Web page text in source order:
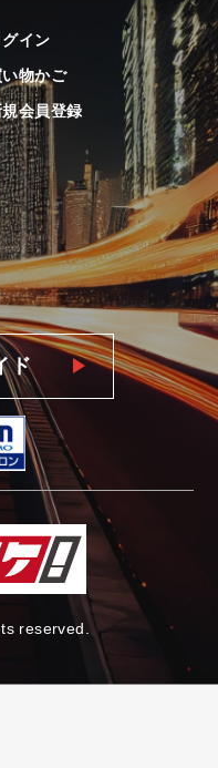
のうえ、中身をご
販売する商品に万
すが、
た場合は商品出荷
します。
の交換や返品は、
きません。
等をお願いする場
力をお願いしま
に瑕疵が認めら
期不良・運送破損
へ状況報告・確
交換対応の手配
品をご用意出来
頂きます。
らず、ご返金は
予めご了承下さ
グイン
い物かご
規会員登録
ド
reserved.